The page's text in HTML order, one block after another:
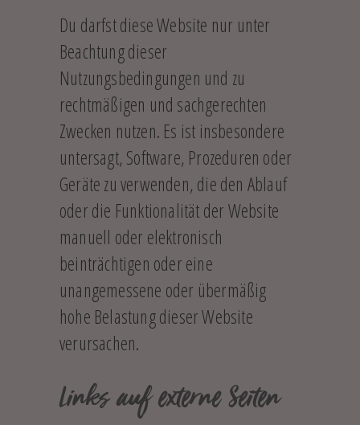
Du darfst diese Website nur unter
Beachtung dieser
Nutzungsbedingungen und zu
rechtmäßigen und sachgerechten
Zwecken nutzen. Es ist insbesondere
untersagt, Software, Prozeduren oder
Geräte zu verwenden, die den Ablauf
oder die Funktionalität der Website
manuell oder elektronisch
beinträchtigen oder eine
unangemessene oder übermäßig
hohe Belastung dieser Website
verursachen.
Links auf externe Seiten